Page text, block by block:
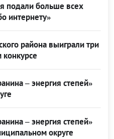
подали больше всех
интернету»
района выиграли три
конкурсе
– энергия степей»
– энергия степей»
округе